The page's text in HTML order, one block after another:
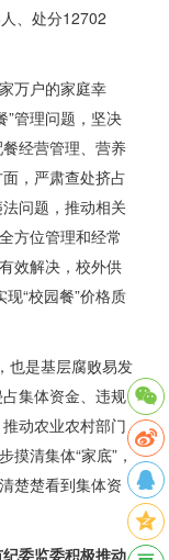
、处分12702
万户的家庭幸
”管理问题，坚决
经营管理、营养
，严肃查处挤占
问题，推动相关
方位管理和经常
效解决，校外供
“校园餐”价格质
也是基层腐败易发
集体资金、违规
动农业农村部门
摸清集体“家底”，
楚楚看到集体资
委监委积极推动